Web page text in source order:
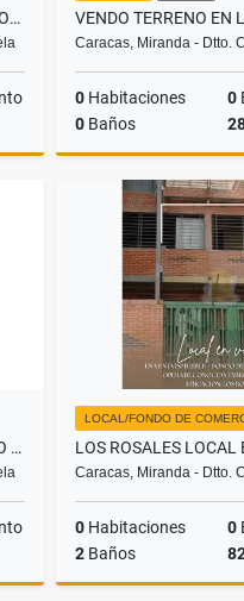
IMPECABLE DÚPLEX EN BOLEÍTA NORTE VENDO TERRENO EN
Caracas, Miranda - Dtto.
0 Habitaciones 0
0 Baños
VENTA DE APARTAMENTO EN BELLO MONTE-CARACAS
LOCAL/FONDO DE
Caracas, Miranda - Dtto.
0 Habitaciones 0
2 Baños